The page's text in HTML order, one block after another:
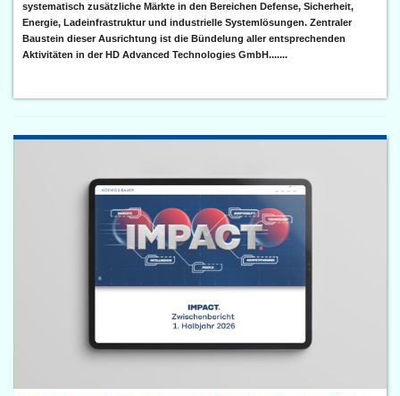
systematisch zusätzliche Märkte in den Bereichen Defense, Sicherheit,
Energie, Ladeinfrastruktur und industrielle Systemlösungen. Zentraler
Baustein dieser Ausrichtung ist die Bündelung aller entsprechenden
Aktivitäten in der HD Advanced Technologies GmbH.......